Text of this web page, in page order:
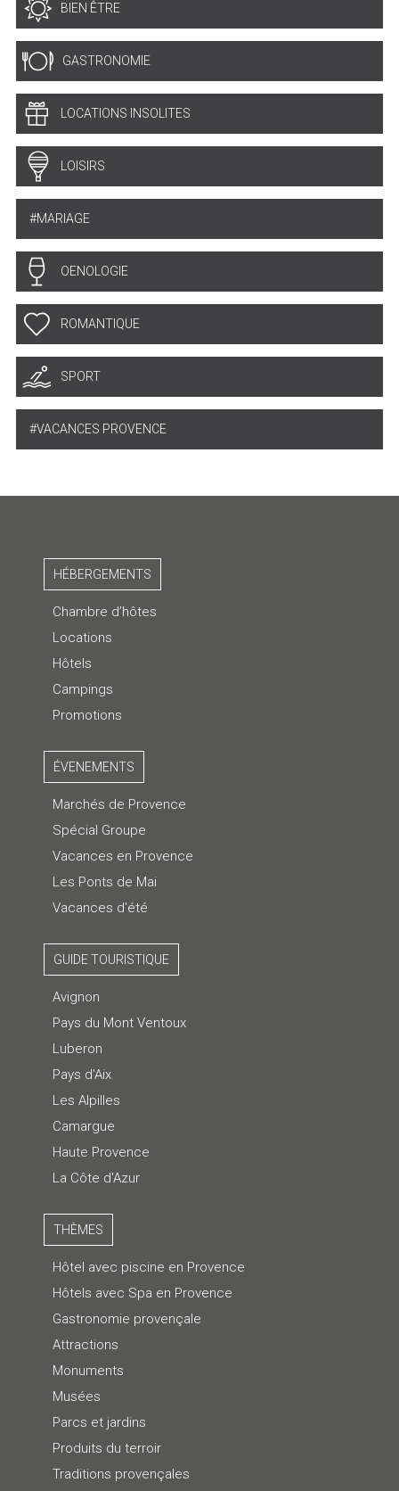
BIEN ÊTRE
GASTRONOMIE
LOCATIONS INSOLITES
LOISIRS
MARIAGE
OENOLOGIE
ROMANTIQUE
SPORT
VACANCES PROVENCE
HÉBERGEMENTS
Chambre d’hôtes
Locations
Hôtels
Campings
Promotions
ÉVENEMENTS
Marchés de Provence
Spécial Groupe
Vacances en Provence
Les Ponts de Mai
Vacances d'été
GUIDE TOURISTIQUE
Avignon
Pays du Mont Ventoux
Luberon
Pays d'Aix
Les Alpilles
Camargue
Haute Provence
La Côte d'Azur
THÈMES
Hôtel avec piscine en Provence
Hôtels avec Spa en Provence
Gastronomie provençale
Attractions
Monuments
Musées
Parcs et jardins
Produits du terroir
Traditions provençales